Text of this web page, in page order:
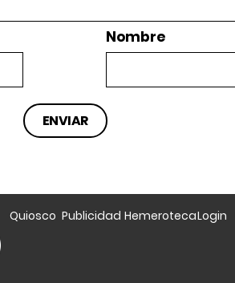
Nombre
Quiosco Publicidad HemerotecaLogin